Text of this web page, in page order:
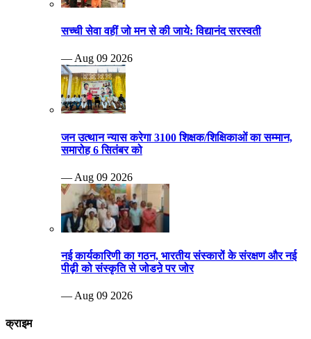
सच्ची सेवा वहीं जो मन से की जाये: विद्यानंद सरस्वती
— Aug 09 2026
जन उत्थान न्यास करेगा 3100 शिक्षक/शिक्षिकाओं का सम्मान,
समारोह 6 सितंबर को
— Aug 09 2026
नई कार्यकारिणी का गठन, भारतीय संस्कारों के संरक्षण और नई
पीढ़ी को संस्कृति से जोडऩे पर जोर
— Aug 09 2026
क्राइम